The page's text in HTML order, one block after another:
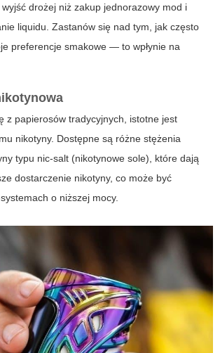
drożej niż zakup jednorazowy mod i
liquidu. Zastanów się nad tym, jak często
preferencje smakowe — to wpłynie na
z papierosów tradycyjnych, istotne jest
nikotyny. Dostępne są różne stężenia
typu nic-salt (nikotynowe sole), które dają
dostarczenie nikotyny, co może być
o niższej mocy.